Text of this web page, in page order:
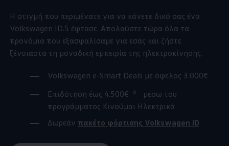
Η στιγμή που περιμένατε για να κάνετε δικό σας ένα
Volkswagen ID.5 έφτασε. Απολαύστε τώρα όλα τα
προνόμια που εξασφαλίσαμε για εσάς και ζήστε
ξένοιαστα τη μοναδική εμπειρία της ηλεκτροκίνησης.
Volkswagen e-Smart Deals με όφελος 3.000€
Επιδότηση έως 4.500€
6
μέσω του
προγράμματος Κινούμαι Ηλεκτρικά
Δωρεάν πακέτο φόρτισης Volkswagen ID.